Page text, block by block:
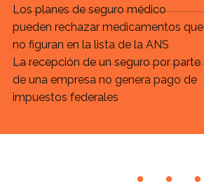
Los planes de seguro médico
pueden rechazar medicamentos que
no figuran en la lista de la ANS
La recepción de un seguro por parte
de una empresa no genera pago de
impuestos federales